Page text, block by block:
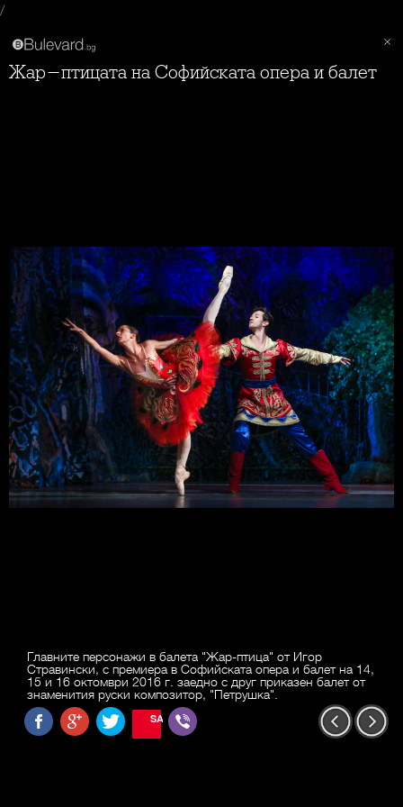
/
Жар-птицата на Софийската опера и балет
Главните персонажи в балета "Жар-птица" от Игор
Стравински, с премиера в Софийската опера и балет на 14,
15 и 16 октомври 2016 г. заедно с друг приказен балет от
знаменития руски композитор, "Петрушка".
SAVE